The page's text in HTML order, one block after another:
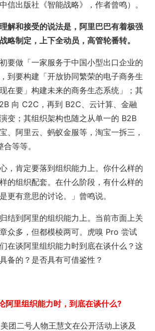
信出版社《智能战略》，作者曾鸣）。
解和接受的说法是，阿里巴巴有着极强
略制定，上下全动员，高管轮番转。
要做「一家服务于中国小型出口企业的
到要构建「开放协同繁荣的电子商务生
在要」构建未来的商务生态系统」；其
向 C2C，再到 B2C、云计算、金融
变；其组织架构也随之从单一的 B2B
、阿里云、蚂蚁金服等，淘宝一拆三，
等等。
，肯定要落到组织能力上。你什么样的
的组织配套。在什么阶段，有什么样的
更有意思的讨论。」曾鸣说。
结到阿里的组织能力上。当前市面上关
众多，但都模棱两可。虎嗅 Pro 尝试
在谈阿里组织能力时到底在谈什么？这
备的？是否具有可借鉴性？
阿里组织能力时，到底在谈什么?
团二号人物王慧文在公开活动上谈及